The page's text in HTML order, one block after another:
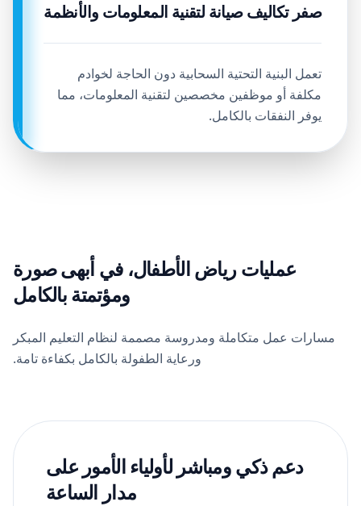
صفر تكاليف صيانة لتقنية المعلومات والأنظمة
تعمل البنية التحتية السحابية دون الحاجة لخوادم
مكلفة أو موظفين مخصصين لتقنية المعلومات، مما
يوفر النفقات بالكامل.
عمليات رياض الأطفال، في أبهى صورة
ومؤتمتة بالكامل
مسارات عمل متكاملة ومدروسة مصممة لنظام التعليم المبكر
ورعاية الطفولة بالكامل بكفاءة تامة.
دعم ذكي ومباشر لأولياء الأمور على
مدار الساعة